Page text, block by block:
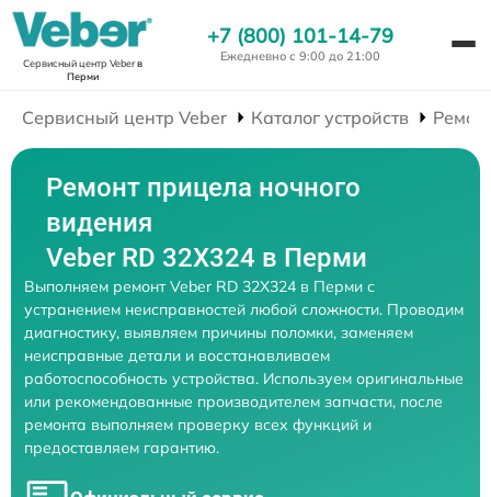
Сервисный центр Veberв
Перми
+7 (800) 101-14-79
Ежедневно с 9:00 до 21:00
Сервисный центр Veber Каталог устройств
Ремонт прицела ночного
видения
Veber RD 32X324 в Перми
Выполняем ремонт Veber RD 32X324 в Перми с
устранением неисправностей любой сложности. Проводим
диагностику, выявляем причины поломки, заменяем
неисправные детали и восстанавливаем
работоспособность устройства. Используем оригинальные
или рекомендованные производителем запчасти, после
ремонта выполняем проверку всех функций и
предоставляем гарантию.